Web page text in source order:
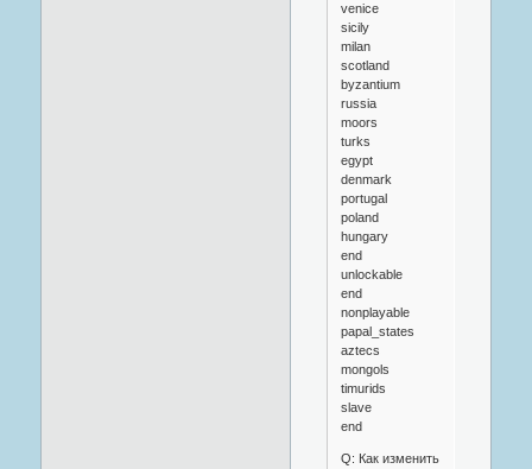
venice
sicily
milan
scotland
byzantium
russia
moors
turks
egypt
denmark
portugal
poland
hungary
end
unlockable
end
nonplayable
papal_states
aztecs
mongols
timurids
slave
end
Q: Как изменить